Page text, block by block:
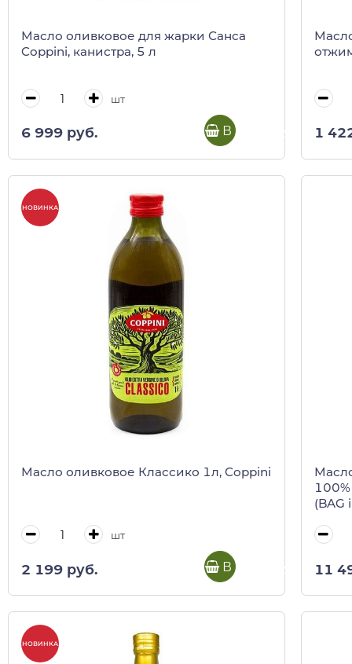
Масло оливковое для жарки Санса
Coppini, канистра, 5 л
шт
6 999 руб. В корзину 1
НОВИНКА
Масло оливковое Классико 1л, Coppini
шт
2 199 руб. В корзину
100%
(BAG
11
НОВИНКА